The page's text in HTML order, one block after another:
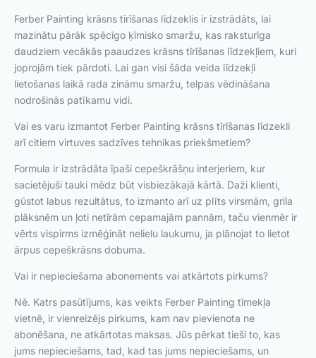
Ferber Painting krāsns tīrīšanas līdzeklis ir izstrādāts, lai
mazinātu pārāk spēcīgo ķīmisko smaržu, kas raksturīga
daudziem vecākās paaudzes krāsns tīrīšanas līdzekļiem, kuri
joprojām tiek pārdoti. Lai gan visi šāda veida līdzekļi
lietošanas laikā rada zināmu smaržu, telpas vēdināšana
nodrošinās patīkamu vidi.
Vai es varu izmantot Ferber Painting krāsns tīrīšanas līdzekli
arī citiem virtuves sadzīves tehnikas priekšmetiem?
Formula ir izstrādāta īpaši cepeškrāšņu interjeriem, kur
sacietējuši tauki mēdz būt visbiezākajā kārtā. Daži klienti,
gūstot labus rezultātus, to izmanto arī uz plīts virsmām, grila
plāksnēm un ļoti netīrām cepamajām pannām, taču vienmēr ir
vērts vispirms izmēģināt nelielu laukumu, ja plānojat to lietot
ārpus cepeškrāsns dobuma.
Vai ir nepieciešama abonements vai atkārtots pirkums?
Nē. Katrs pasūtījums, kas veikts Ferber Painting tīmekļa
vietnē, ir vienreizējs pirkums, kam nav pievienota ne
abonēšana, ne atkārtotas maksas. Jūs pērkat tieši to, kas
jums nepieciešams, tad, kad tas jums nepieciešams, un